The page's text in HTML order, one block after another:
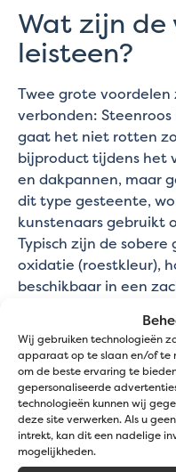
Wij gebruiken technologieën
apparaat op te slaan en/of te
om de beste ervaring te
gepersonaliseerde
technologieën kunnen wij
deze site verwerken. Als u
intrekt, kan dit een nadelige
mogelijkheden.
Wat zijn de
leisteen?
Twee grote voordelen
verbonden:
gaat het niet rotten
bijproduct tijdens het
en dakpannen, maar
dit type gesteente,
kunstenaars gebruikt
Typisch zijn de
oxidatie (roestkleur),
beschikbaar in een
verdeelt enkel de
Soortelijke gewicht
Minimale
korrelgrootte (mm)